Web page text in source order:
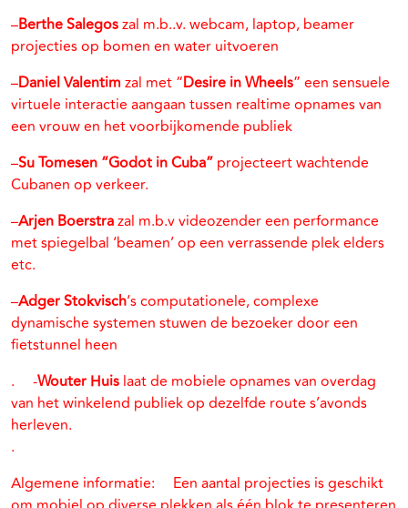
–Berthe Salegoszal m.b..v. webcam, laptop, beamer
projecties op bomen en water uitvoeren
–Daniel Valentim zal met “Desire in Wheels” een sensuele
virtuele interactie aangaan tussen realtime opnames van
een vrouw en het voorbijkomende publiek
–Su Tomesen “Godot in Cuba” projecteert wachtende
Cubanen op verkeer.
–Arjen Boerstrazal m.b.v videozender een performance
met spiegelbal ‘beamen’ op een verrassende plek elders
etc.
–Adger Stokvisch‘s computationele, complexe
dynamische systemen stuwen de bezoeker door een
fietstunnel heen
. -Wouter Huis laat de mobiele opnames van overdag
van het winkelend publiek op dezelfde route s’avonds
herleven.
.
Algemene informatie: Een aantal projecties is geschikt